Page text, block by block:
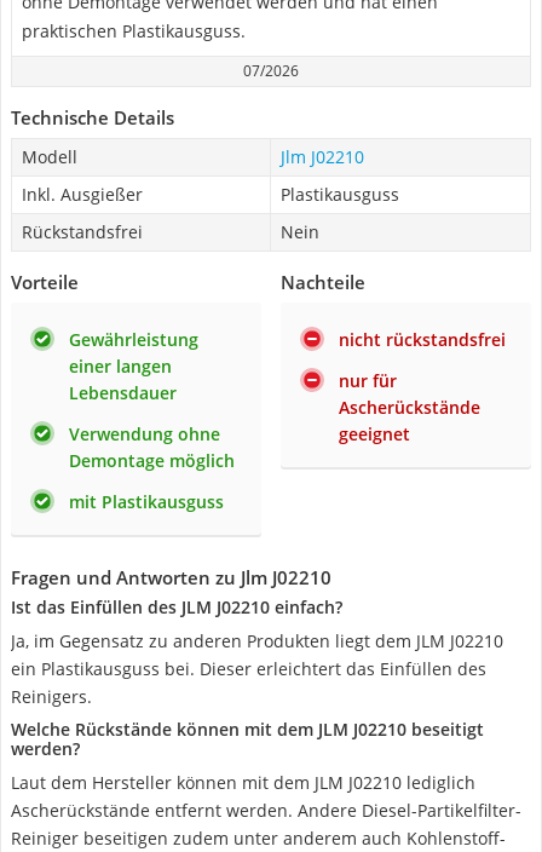
praktischen Plastikausguss.
07/2026
Technische Details
Modell
Jlm J02210
Inkl. Ausgießer
Plastikausguss
Rückstandsfrei
Nein
Vorteile
Gewährleistung
einer langen
Lebensdauer
Verwendung ohne
Demontage möglich
mit Plastikausguss
Nachteile
nicht rückstandsfrei
nur für
Ascherückstände
geeignet
Fragen und Antworten zu Jlm J02210
Ist das Einfüllen des JLM J02210 einfach?
Ja, im Gegensatz zu anderen Produkten liegt dem JLM J02210
ein Plastikausguss bei. Dieser erleichtert das Einfüllen des
Reinigers.
Welche Rückstände können mit dem JLM J02210 beseitigt
werden?
Laut dem Hersteller können mit dem JLM J02210 lediglich
Ascherückstände entfernt werden. Andere Diesel-Partikelfilter-
Reiniger beseitigen zudem unter anderem auch Kohlenstoff-